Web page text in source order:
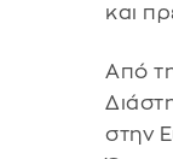
και
Από
στην